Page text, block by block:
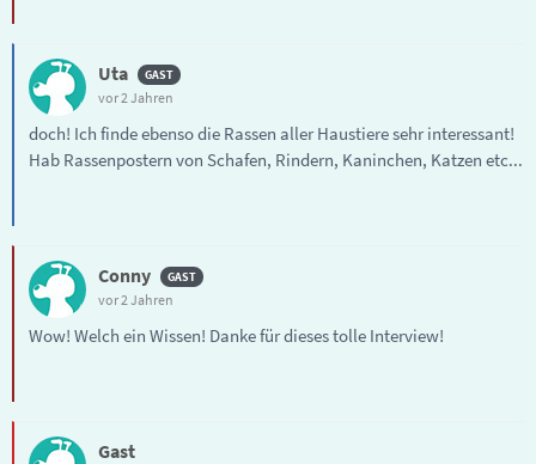
Uta
vor 2 Jahren
doch! Ich finde ebenso die Rassen aller Haustiere sehr interessant!
Hab Rassenpostern von Schafen, Rindern, Kaninchen, Katzen etc...
Conny
vor 2 Jahren
Wow! Welch ein Wissen! Danke für dieses tolle Interview!
Gast